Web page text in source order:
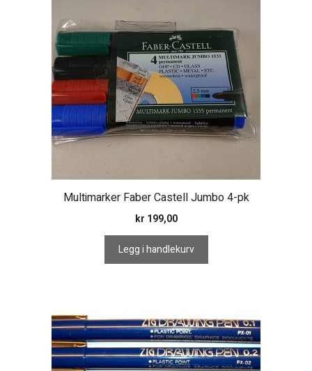
Multimarker Faber Castell Jumbo 4-pk
kr 199,00
Legg i handlekurv